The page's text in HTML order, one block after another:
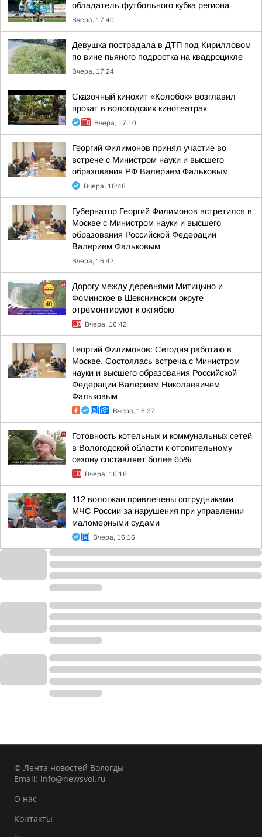
обладатель футбольного кубка региона
Вчера, 17:40
Девушка пострадала в ДТП под Кирилловом
по вине пьяного подростка на квадроцикле
Вчера, 17:24
Сказочный кинохит «Колобок» возглавил
прокат в вологодских кинотеатрах
Вчера, 17:10
Георгий Филимонов принял участие во
встрече с Министром науки и высшего
образования РФ Валерием Фальковым
Вчера, 16:48
Губернатор Георгий Филимонов встретился в
Москве с Министром науки и высшего
образования Российской Федерации
Валерием Фальковым
Вчера, 16:42
Дорогу между деревнями Митицыно и
Фоминское в Шекснинском округе
отремонтируют к октябрю
Вчера, 16:42
Георгий Филимонов: Сегодня работаю в
Москве. Состоялась встреча с Министром
науки и высшего образования Российской
Федерации Валерием Николаевичем
Фальковым
Вчера, 16:37
Готовность котельных и коммунальных сетей
в Вологодской области к отопительному
сезону составляет более 65%
Вчера, 16:18
112 вологжан привлечены сотрудниками
МЧС России за нарушения при управлении
маломерными судами
Вчера, 16:15
© Лента новостей Вологды
Email: info@newsvol.ru
О нас
Контакты